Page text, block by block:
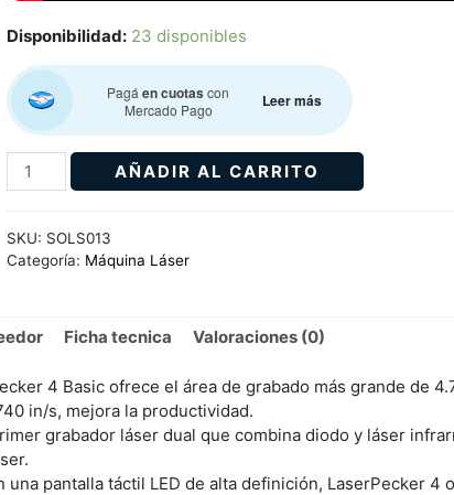
Disponibilidad: 23 disponibles
Pagá en cuotas con
Mercado Pago
Leer más
AÑADIR AL CARRITO
SKU: SOLS013
Categoría: Máquina Láser
Ficha tecnica Valoraciones (0)
4 Basic ofrece el área de grabado más grande de
in/s, mejora la productividad.
grabador láser dual que combina diodo y láser
pantalla táctil LED de alta definición, LaserPecker 4